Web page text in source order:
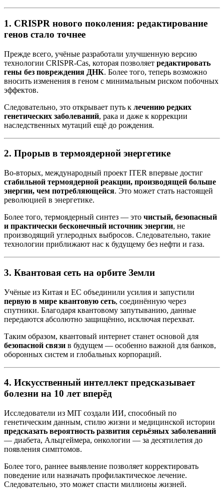
1. CRISPR нового поколения: редактирование
генов стало точнее
Прежде всего, учёные разработали улучшенную версию
технологии CRISPR-Cas, которая позволяет редактировать
гены без повреждения ДНК. Более того, теперь возможно
вносить изменения в геном с минимальным риском побочных
эффектов.
Следовательно, это открывает путь к лечению редких
генетических заболеваний, рака и даже к коррекции
наследственных мутаций ещё до рождения.
2. Прорыв в термоядерной энергетике
Во-вторых, международный проект ITER впервые достиг
стабильной термоядерной реакции, производящей больше
энергии, чем потребляющейся. Это может стать настоящей
революцией в энергетике.
Более того, термоядерный синтез — это чистый, безопасный
и практически бесконечный источник энергии, не
производящий углеродных выбросов. Следовательно, такие
технологии приближают нас к будущему без нефти и газа.
3. Квантовая сеть на орбите Земли
Учёные из Китая и ЕС объединили усилия и запустили
первую в мире квантовую сеть, соединённую через
спутники. Благодаря квантовому запутыванию, данные
передаются абсолютно защищённо, исключая перехват.
Таким образом, квантовый интернет станет основой для
безопасной связи в будущем — особенно важной для банков,
оборонных систем и глобальных корпораций.
4. Искусственный интеллект предсказывает
болезни на 10 лет вперёд
Исследователи из MIT создали ИИ, способный по
генетическим данным, стилю жизни и медицинской истории
предсказать вероятность развития серьёзных заболеваний
— диабета, Альцгеймера, онкологии — за десятилетия до
появления симптомов.
Более того, раннее выявление позволяет корректировать
поведение или назначать профилактическое лечение.
Следовательно, это может спасти миллионы жизней.